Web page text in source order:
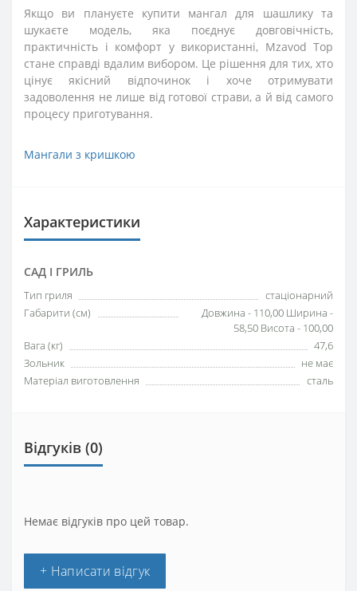
Якщо ви плануєте купити мангал для шашлику та
шукаєте модель, яка поєднує довговічність,
практичність і комфорт у використанні, Mzavod Тор
стане справді вдалим вибором. Це рішення для тих, хто
цінує якісний відпочинок і хоче отримувати
задоволення не лише від готової страви, а й від самого
процесу приготування.
Мангали з кришкою
Характеристики
САД І ГРИЛЬ
Тип гриля
стаціонарний
Габарити (см)
Довжина - 110,00 Ширина -
58,50 Висота - 100,00
Вага (кг)
47,6
Зольник
не має
Матеріал виготовлення
сталь
Відгуків (0)
Немає відгуків про цей товар.
+ Написати відгук